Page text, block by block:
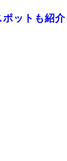
ットも紹介